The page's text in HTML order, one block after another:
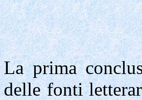
La prima
delle fonti